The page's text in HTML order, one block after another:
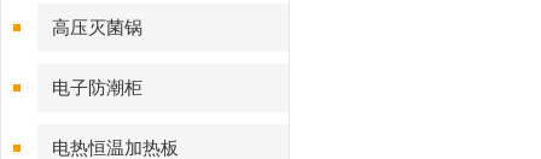
高压灭菌锅
电子防潮柜
电热恒温加热板